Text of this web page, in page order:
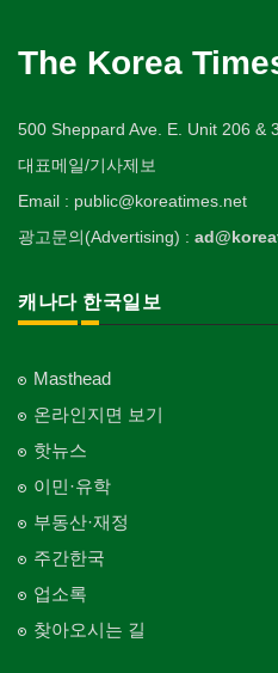
The Korea
500 Sheppard Ave. E. Unit 206 &
대표메일/기사제보
Email : public@koreatimes.net
광고문의(Advertising) :
캐나다 한국일보
Masthead
온라인지면 보기
핫뉴스
이민·유학
부동산·재정
주간한국
업소록
찾아오시는 길